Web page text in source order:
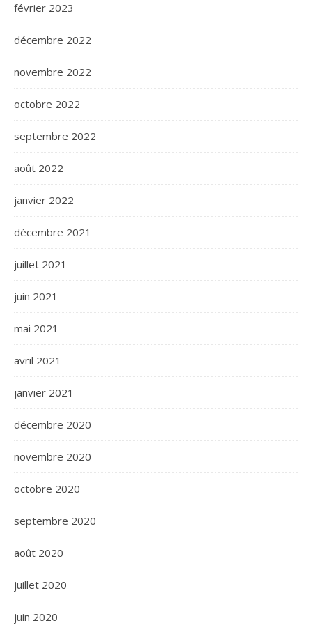
février 2023
décembre 2022
novembre 2022
octobre 2022
septembre 2022
août 2022
janvier 2022
décembre 2021
juillet 2021
juin 2021
mai 2021
avril 2021
janvier 2021
décembre 2020
novembre 2020
octobre 2020
septembre 2020
août 2020
juillet 2020
juin 2020